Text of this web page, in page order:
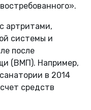
артритами,
системы и
после
(ВМП). Например,
в 2014
средств